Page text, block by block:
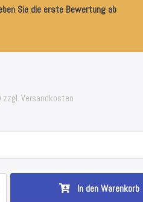
Sie die erste Bewertung ab
Versandkosten
In den Warenkorb